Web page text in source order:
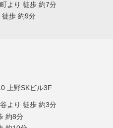
より 徒歩 約7分
徒歩 約9分
上野SKビル3F
より 徒歩 約3分
約8分